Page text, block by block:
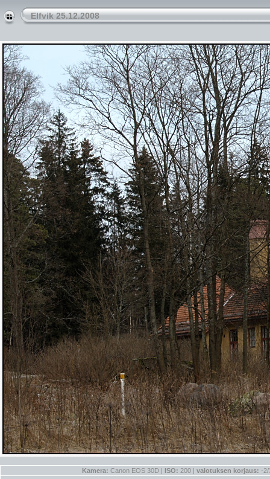
Elfvik 25.12.2008
Kamera: Canon EOS 30D | ISO: 200 | valotuksen korjaus: -